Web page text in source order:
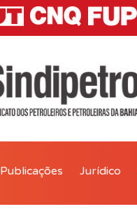
Publicações Jurídico